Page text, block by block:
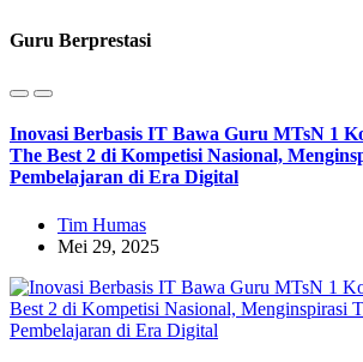
Guru Berprestasi
Inovasi Berbasis IT Bawa Guru MTsN 1
The Best 2 di Kompetisi Nasional,
Pembelajaran di Era Digital
Tim Humas
Mei 29, 2025